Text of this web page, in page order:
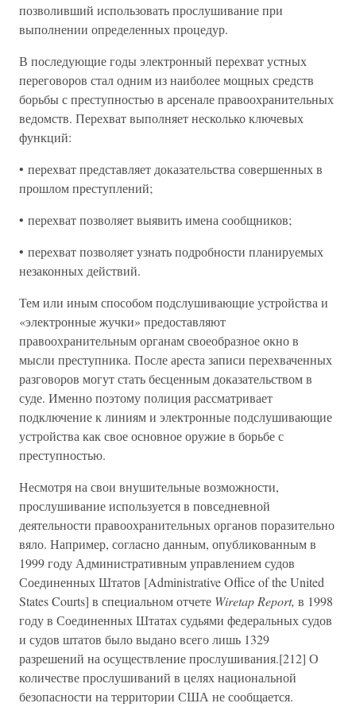
позволивший использовать прослушивание при
выполнении определенных процедур.
В последующие годы электронный перехват устных
переговоров стал одним из наиболее мощных средств
борьбы с преступностью в арсенале правоохранительных
ведомств. Перехват выполняет несколько ключевых
функций:
• перехват представляет доказательства совершенных в
прошлом преступлений;
• перехват позволяет выявить имена сообщников;
• перехват позволяет узнать подробности планируемых
незаконных действий.
Тем или иным способом подслушивающие устройства и
«электронные жучки» предоставляют
правоохранительным органам своеобразное окно в
мысли преступника. После ареста записи перехваченных
разговоров могут стать бесценным доказательством в
суде. Именно поэтому полиция рассматривает
подключение к линиям и электронные подслушивающие
устройства как свое основное оружие в борьбе с
преступностью.
Несмотря на свои внушительные возможности,
прослушивание используется в повседневной
деятельности правоохранительных органов поразительно
вяло. Например, согласно данным, опубликованным в
1999 году Административным управлением судов
Соединенных Штатов [Administrative Office of the United
States Courts] в специальном отчете Wiretap Report, в 1998
году в Соединенных Штатах судьями федеральных судов
и судов штатов было выдано всего лишь 1329
разрешений на осуществление прослушивания.[212] О
количестве прослушиваний в целях национальной
безопасности на территории США не сообщается.